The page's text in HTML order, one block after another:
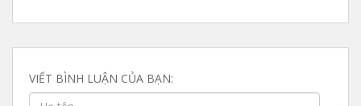
VIẾT BÌNH LUẬN CỦA BẠN: